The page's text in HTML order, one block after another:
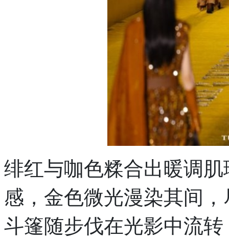
绯红与咖色糅合出暖调
感，金色微光漫染其间
斗篷随步伐在光影中流